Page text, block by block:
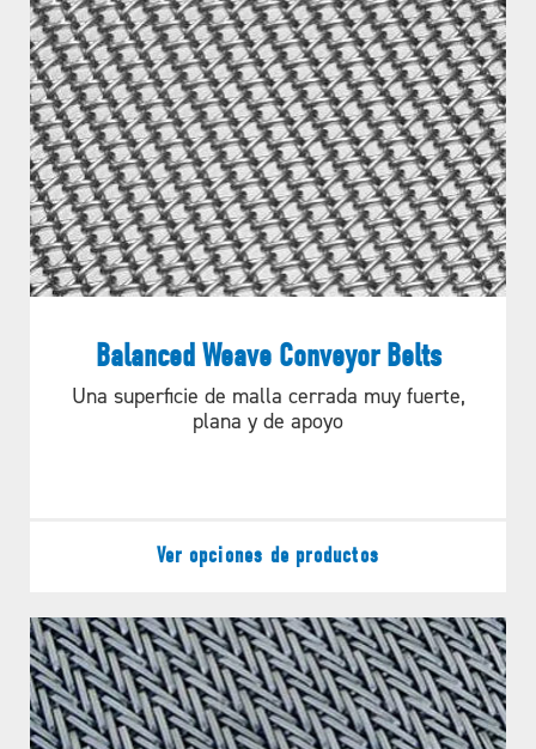
Balanced Weave Conveyor Belts
Una superficie de malla cerrada muy fuerte,
plana y de apoyo
Ver opciones de productos